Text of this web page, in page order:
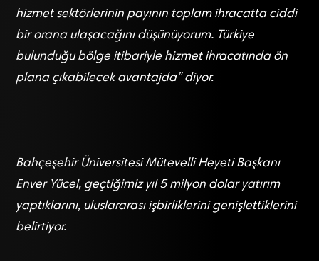
hizmet sektörlerinin payının toplam ihracatta ciddi
bir orana ulaşacağını düşünüyorum. Türkiye
bulunduğu bölge itibariyle hizmet ihracatında ön
plana çıkabilecek avantajda” diyor.
Bahçeşehir Üniversitesi Mütevelli Heyeti Başkanı
Enver Yücel, geçtiğimiz yıl 5 milyon dolar yatırım
yaptıklarını, uluslararası işbirliklerini genişlettiklerini
belirtiyor.